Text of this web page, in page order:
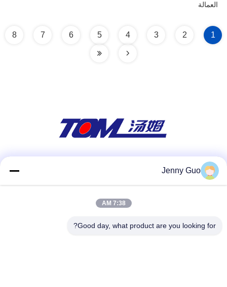
العمالة
1
2
3
4
5
6
7
8
Jenny Guo
7:38 AM
Good day, what product are you looking for?